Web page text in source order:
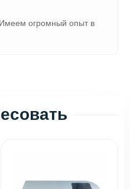
огромный опыт в